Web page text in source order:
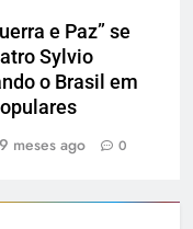
e Paz” se
Sylvio
o Brasil em
9 meses ago 0